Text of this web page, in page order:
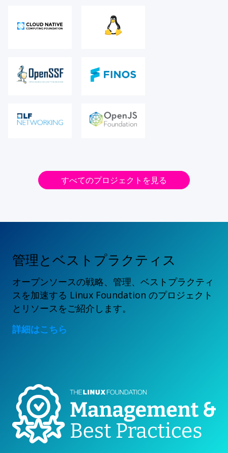
すべてのプロジェクトを見る
管理とベストプラクティス
オープンソースの戦略、管理、ベストプラクティ
スを加速する Linux Foundation のプロジェクト
とリソースをご紹介します。
詳細はこちら